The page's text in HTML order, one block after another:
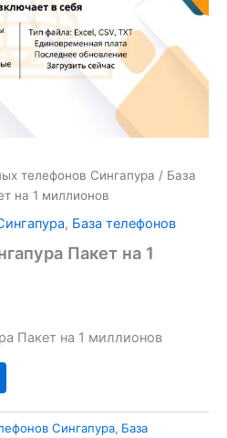
телефонов Сингапура / База
на 1 миллионов
, База телефонов
Пакет на 1
Пакет на 1 миллионов
Сингапура, База